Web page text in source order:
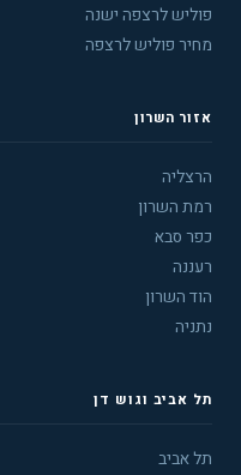
פוליש לרצפה ישנה
מחיר פוליש לרצפה
אזור השרון
הרצליה
רמת השרון
כפר סבא
רעננה
הוד השרון
נתניה
תל אביב וגוש דן
תל אביב